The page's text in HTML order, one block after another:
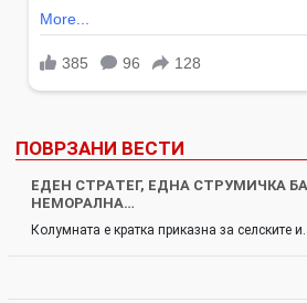
ПОВРЗАНИ ВЕСТИ
ЕДЕН СТPAТЕГ, ЕДНА СТРУМИЧКА
НЕМOPAЛНА…
Колумната е кратка приказна за селските